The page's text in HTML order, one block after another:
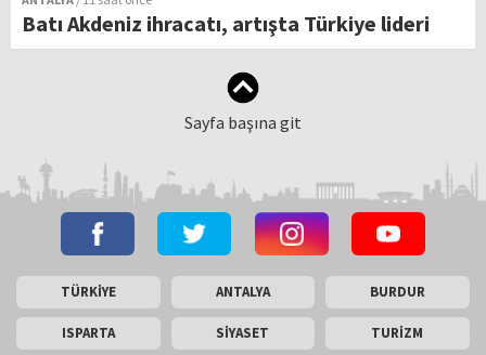
Batı Akdeniz ihracatı, artışta Türkiye lideri
Sayfa başına git
TÜRKİYE ANTALYA BURDUR
ISPARTA SİYASET TURİZM